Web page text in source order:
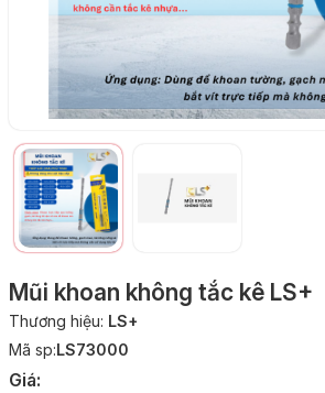
Mũi khoan không tắc kê LS+
Thương hiệu: LS+
Mã sp:LS73000
Giá: